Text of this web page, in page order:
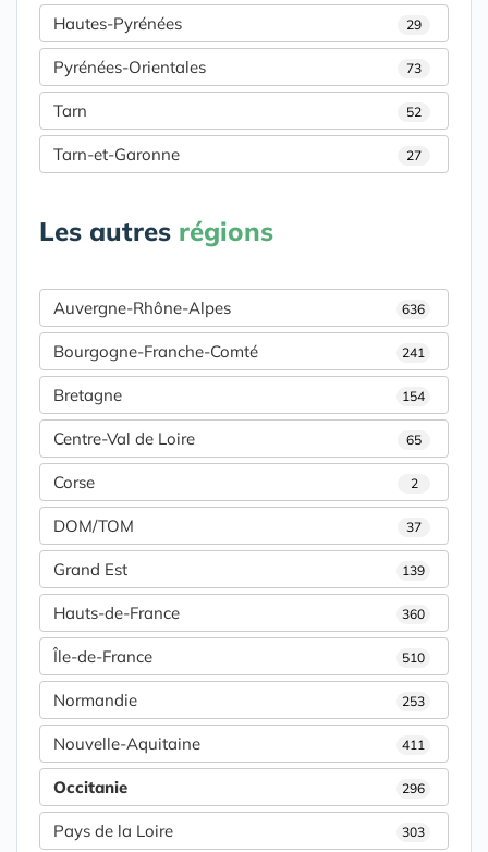
Hautes-Pyrénées 29
Pyrénées-Orientales 73
Tarn 52
Tarn-et-Garonne 27
Les autres régions
Auvergne-Rhône-Alpes 636
Bourgogne-Franche-Comté 241
Bretagne 154
Centre-Val de Loire 65
Corse 2
DOM/TOM 37
Grand Est 139
Hauts-de-France 360
Île-de-France 510
Normandie 253
Nouvelle-Aquitaine 411
Occitanie 296
Pays de la Loire 303